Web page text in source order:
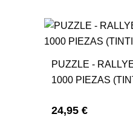
PUZZLE -
1000 PIEZAS
24,95 €